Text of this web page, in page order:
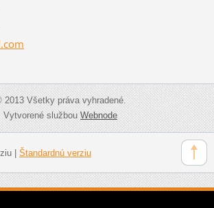
om
2013 Všetky práva vyhradené.
Vytvorené službouWebnode
| Štandardnú verziu